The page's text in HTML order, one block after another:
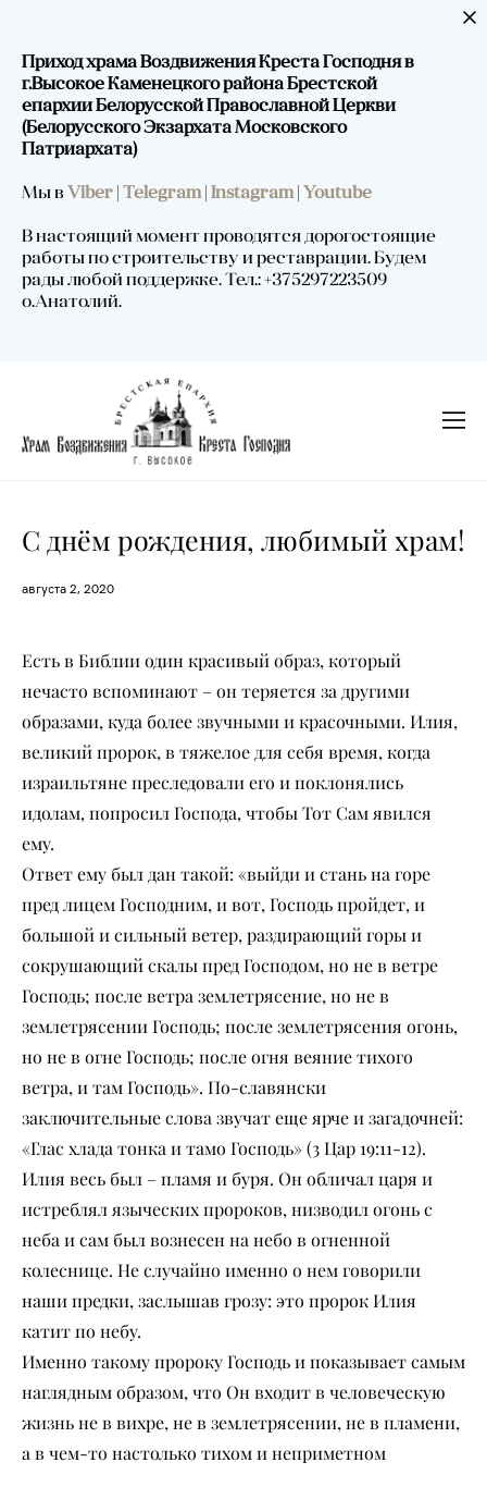
Приход храма Воздвижения Креста Господня в
г.Высокое Каменецкого района Брестской
епархии Белорусской Православной Церкви
(Белорусского Экзархата Московского
Патриархата)
Мы в Viber | Telegram| Instagram| Youtube
В настоящий момент проводятся дорогостоящие
работы по строительству и реставрации. Будем
рады любой поддержке. Тел.: +375297223509
о.Анатолий.
С днём рождения, любимый храм!
августа 2, 2020
Есть в Библии один красивый образ, который
нечасто вспоминают – он теряется за другими
образами, куда более звучными и красочными. Илия,
великий пророк, в тяжелое для себя время, когда
израильтяне преследовали его и поклонялись
идолам, попросил Господа, чтобы Тот Сам явился
ему.
Ответ ему был дан такой: «выйди и стань на горе
пред лицем Господним, и вот, Господь пройдет, и
большой и сильный ветер, раздирающий горы и
сокрушающий скалы пред Господом, но не в ветре
Господь; после ветра землетрясение, но не в
землетрясении Господь; после землетрясения огонь,
но не в огне Господь; после огня веяние тихого
ветра, и там Господь». По-славянски
заключительные слова звучат еще ярче и загадочней:
«Глас хлада тонка и тамо Господь» (3 Цар 19:11-12).
Илия весь был – пламя и буря. Он обличал царя и
истреблял языческих пророков, низводил огонь с
неба и сам был вознесен на небо в огненной
колеснице. Не случайно именно о нем говорили
наши предки, заслышав грозу: это пророк Илия
катит по небу.
Именно такому пророку Господь и показывает самым
наглядным образом, что Он входит в человеческую
жизнь не в вихре, не в землетрясении, не в пламени,
а в чем-то настолько тихом и неприметном